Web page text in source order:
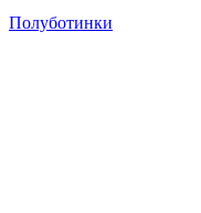
Полуботинки